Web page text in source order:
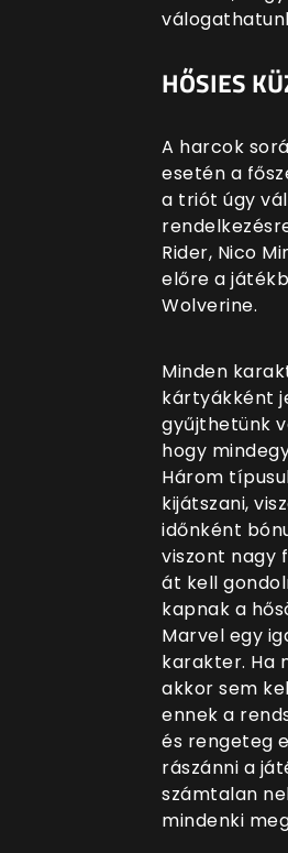
HŐSIES
A harcok
esetén a
a triót úgy
Rider, Nico
előre a
Wolverine.
Minden
kártyákként
gyűjthetünk
hogy
Három
kijátszani,
időnként
viszont nagy
át kell
kapnak a
Marvel egy
karakter. Ha
akkor sem
ennek a
és rengeteg
rászánni a
számtalan
mindenki